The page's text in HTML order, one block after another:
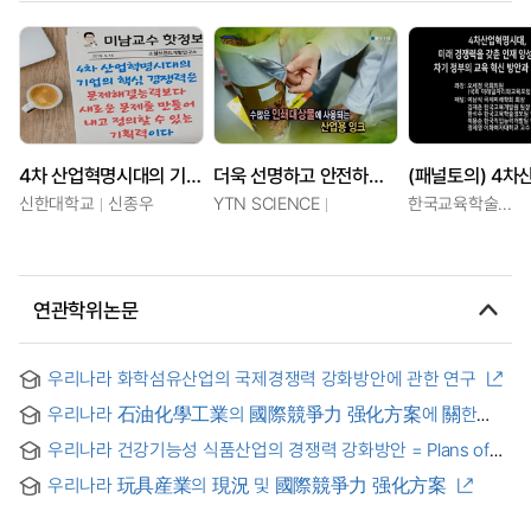
4차 산업혁명시대의 기업의 핵심 경쟁력은 무엇일까요
신한대학교 신종우
더욱 선명하고 안전하게! - 산업용잉크 세창화학
YTN SCIENCE 한국교육학술정보원
연관학위논문
우리나라 화학섬유산업의 국제경쟁력 강화방안에 관한 연구
우리나라 石油化學工業의 國際競爭力 强化方案에 關한
硏究 = (A) study on the strategies of strengthening
international competitiveness of Korean petrochemical
industry
우리나라 건강기능성 식품산업의 경쟁력 강화방안 = Plans of
Improving the Competitiveness of the Korean Health Food
Industries.
우리나라 玩具産業의 現況 및 國際競爭力 强化方案